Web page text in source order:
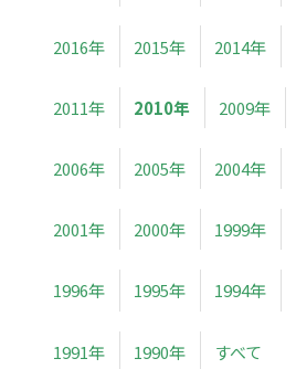
2016年 2015年 2014年
2011年 2010年 2009年
2006年 2005年 2004年
2001年 2000年 1999年
1996年 1995年 1994年
1991年 1990年 すべて